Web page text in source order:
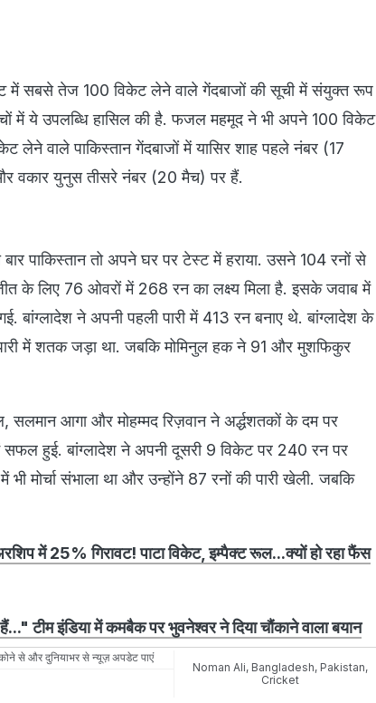
में सबसे तेज 100 विकेट लेने वाले गेंदबाजों की सूची में संयुक्त रूप
में ये उपलब्धि हासिल की है. फजल महमूद ने भी अपने 100 विकेट
वाले पाकिस्तान गेंदबाजों में यासिर शाह पहले नंबर (17
युनुस तीसरे नंबर (20 मैच) पर हैं.
पाकिस्तान तो अपने घर पर टेस्ट में हराया. उसने 104 रनों से
के लिए 76 ओवरों में 268 रन का लक्ष्य मिला है. इसके जवाब में
बांग्लादेश ने अपनी पहली पारी में 413 रन बनाए थे. बांग्लादेश के
में शतक जड़ा था. जबकि मोमिनुल हक ने 91 और मुशफिकुर
आगा और मोहम्मद रिज़वान ने अर्द्धशतकों के दम पर
सफल हुई. बांग्लादेश ने अपनी दूसरी 9 विकेट पर 240 रन पर
भी मोर्चा संभाला था और उन्होंने 87 रनों की पारी खेली. जबकि
में 25% गिरावट! पाटा विकेट, इम्पैक्ट रूल...क्यों हो रहा फैंस
टीम इंडिया में कमबैक पर भुवनेश्वर ने दिया चौंकाने वाला बयान
से और दुनियाभर से न्यूज़ अपडेट पाएं
Noman Ali, Bangladesh, Pakistan,
Cricket